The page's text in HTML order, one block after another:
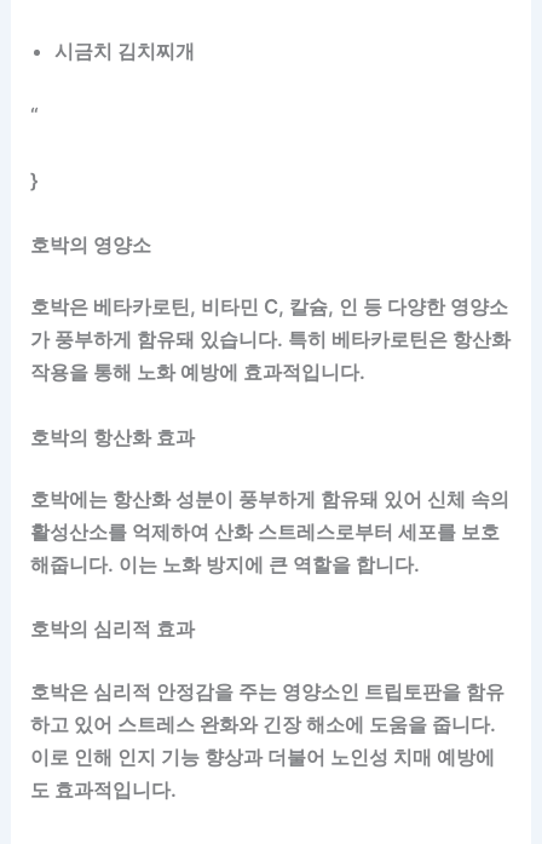
시금치 김치찌개
“
}
호박의 영양소
호박은 베타카로틴, 비타민 C, 칼슘, 인 등 다양한 영양소
가 풍부하게 함유돼 있습니다. 특히 베타카로틴은 항산화
작용을 통해 노화 예방에 효과적입니다.
호박의 항산화 효과
호박에는 항산화 성분이 풍부하게 함유돼 있어 신체 속의
활성산소를 억제하여 산화 스트레스로부터 세포를 보호
해줍니다. 이는 노화 방지에 큰 역할을 합니다.
호박의 심리적 효과
호박은 심리적 안정감을 주는 영양소인 트립토판을 함유
하고 있어 스트레스 완화와 긴장 해소에 도움을 줍니다.
이로 인해 인지 기능 향상과 더불어 노인성 치매 예방에
도 효과적입니다.